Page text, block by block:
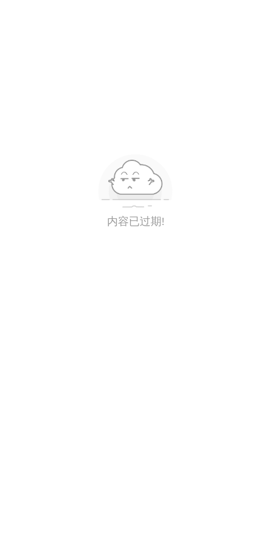
内容已过期!